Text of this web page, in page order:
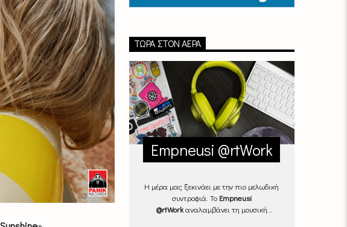
ΤΏΡΑ ΣΤΟΝ ΑΈΡΑ
Empneusi @rtWork
Η μέρα μας ξεκινάει με την πιο μελωδική
συντροφιά. Το Empneusi
@rtWorkαναλαμβάνει τη μουσική